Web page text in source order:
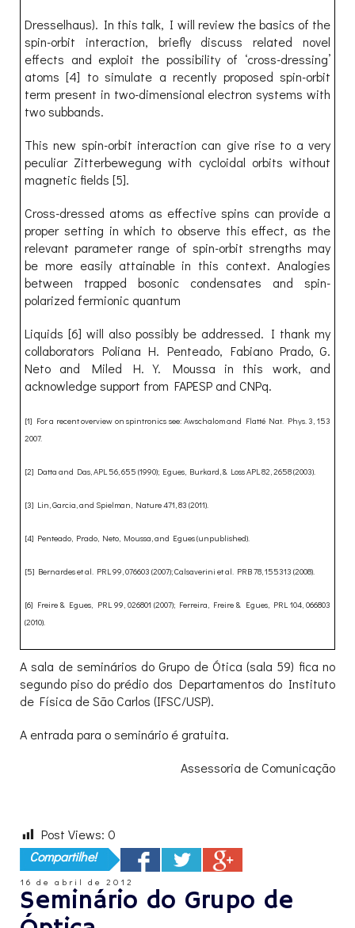
Dresselhaus). In this talk, I will review the basics of the
spin-orbit interaction, briefly discuss related novel
effects and exploit the possibility of ‘cross-dressing’
atoms [4] to simulate a recently proposed spin-orbit
term present in two-dimensional electron systems with
two subbands.
This new spin-orbit interaction can give rise to a very
peculiar Zitterbewegung with cycloidal orbits without
magnetic fields [5].
Cross-dressed atoms as effective spins can provide a
proper setting in which to observe this effect, as the
relevant parameter range of spin-orbit strengths may
be more easily attainable in this context. Analogies
between trapped bosonic condensates and spin-
polarized fermionic quantum
Liquids [6] will also possibly be addressed. I thank my
collaborators Poliana H. Penteado, Fabiano Prado, G.
Neto and Miled H. Y. Moussa in this work, and
acknowledge support from FAPESP and CNPq.
[1] For a recent overview on spintronics see: Awschalom and Flatté Nat. Phys. 3, 153
2007.
[2] Datta and Das, APL 56, 655 (1990); Egues, Burkard, & Loss APL 82, 2658 (2003).
[3] Lin, Garcia, and Spielman, Nature 471, 83 (2011).
[4] Penteado, Prado, Neto, Moussa, and Egues (unpublished).
[5] Bernardes et al. PRL 99, 076603 (2007); Calsaverini et al. PRB 78, 155313 (2008).
[6] Freire & Egues, PRL 99, 026801 (2007); Ferreira, Freire & Egues, PRL 104, 066803
(2010).
A sala de seminários do Grupo de Ótica (sala 59) fica no
segundo piso do prédio dos Departamentos do Instituto
de Física de São Carlos (IFSC/USP).
A entrada para o seminário é gratuita.
Assessoria de Comunicação
Post Views: 0
Compartilhe!
16 de abril de 2012
Seminário do Grupo de